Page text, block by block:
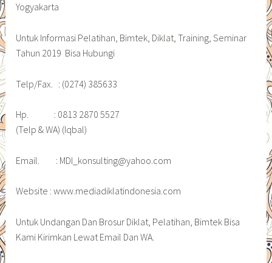
Yogyakarta
Untuk Informasi Pelatihan, Bimtek, Diklat, Training, Seminar
Tahun 2019 Bisa Hubungi
Telp/Fax. : (0274) 385633
Hp. : 0813 2870 5527
(Telp & WA) (Iqbal)
Email. : MDI_konsulting@yahoo.com
Website : www.mediadiklatindonesia.com
Untuk Undangan Dan Brosur Diklat, Pelatihan, Bimtek Bisa
Kami Kirimkan Lewat Email Dan WA.